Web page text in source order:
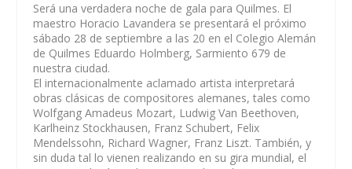
Será una verdadera noche de gala para Quilmes. El
maestro Horacio Lavandera se presentará el próximo
sábado 28 de septiembre a las 20 en el Colegio Alemán
de Quilmes Eduardo Holmberg, Sarmiento 679 de
nuestra ciudad.
El internacionalmente aclamado artista interpretará
obras clásicas de compositores alemanes, tales como
Wolfgang Amadeus Mozart, Ludwig Van Beethoven,
Karlheinz Stockhausen, Franz Schubert, Felix
Mendelssohn, Richard Wagner, Franz Liszt. También, y
sin duda tal lo vienen realizando en su gira mundial, el